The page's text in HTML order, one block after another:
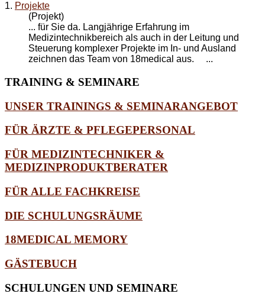
1. Projekte
(Projekt)
... für Sie da. Langjährige Erfahrung im
Medizintechnikbereich als auch in der Leitung und
Steuerung komplexer Projekte im In- und Ausland
zeichnen das Team von 18medical aus. ...
TRAINING & SEMINARE
UNSER TRAININGS & SEMINARANGEBOT
FÜR ÄRZTE & PFLEGEPERSONAL
FÜR MEDIZINTECHNIKER &
MEDIZINPRODUKTBERATER
FÜR ALLE FACHKREISE
DIE SCHULUNGSRÄUME
18MEDICAL MEMORY
GÄSTEBUCH
SCHULUNGEN UND SEMINARE